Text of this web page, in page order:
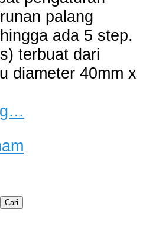
palang
ada 5 step.
terbuat dari
diameter 40mm x